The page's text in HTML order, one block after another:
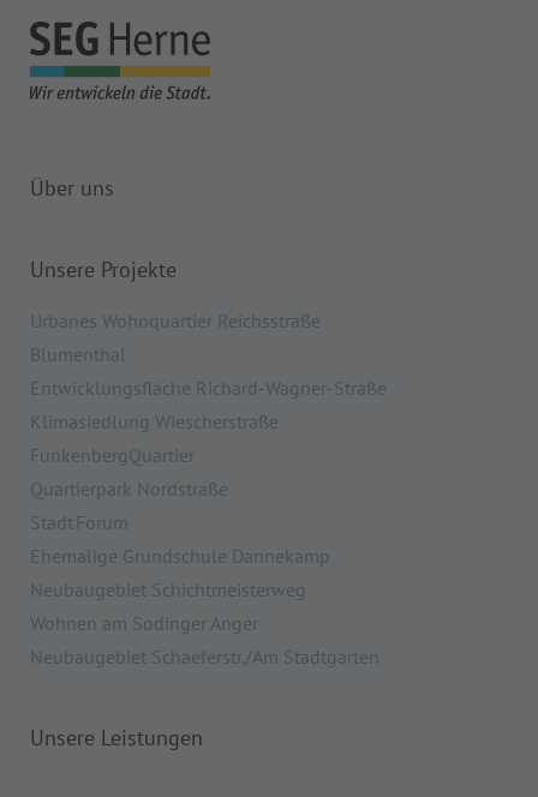
Über uns
Unsere Projekte
Urbanes Wohnquartier Reichsstraße
Blumenthal
Entwicklungsfläche Richard-Wagner-Straße
Klimasiedlung Wiescherstraße
FunkenbergQuartier
Quartierpark Nordstraße
Stadt Forum
Ehemalige Grundschule Dannekamp
Neubaugebiet Schichtmeisterweg
Wohnen am Sodinger Anger
Neubaugebiet Schaeferstr./Am Stadtgarten
Unsere Leistungen